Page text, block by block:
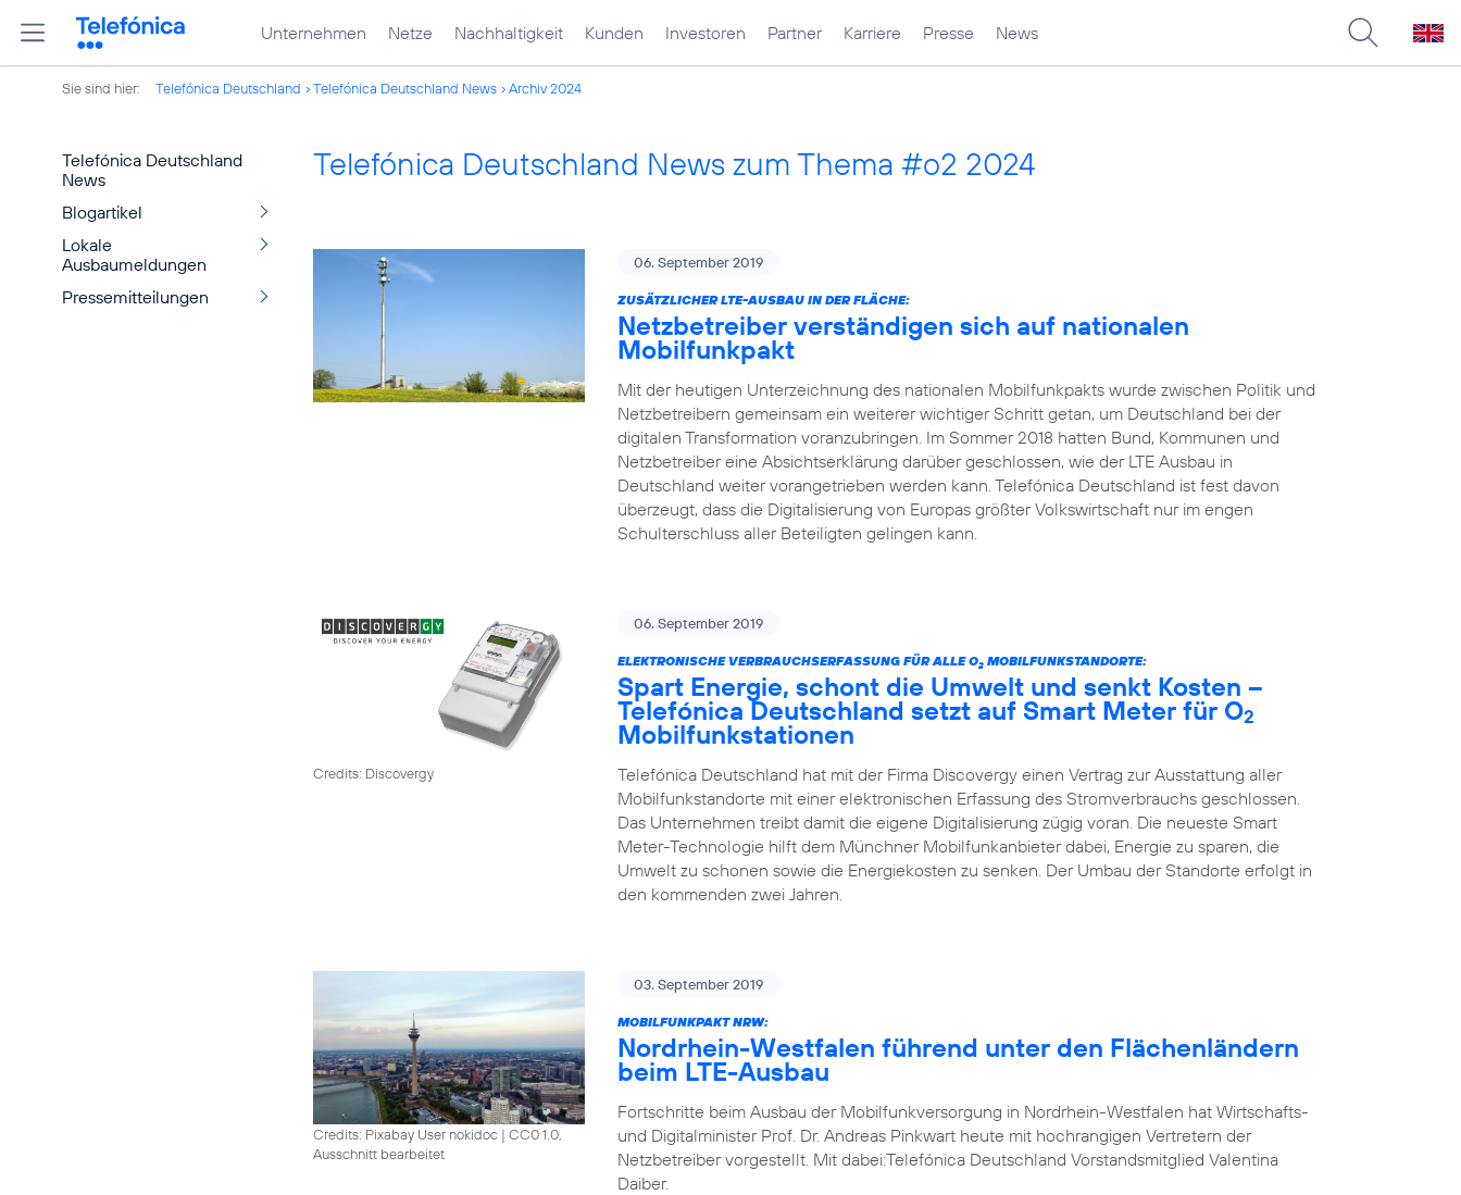
Unternehmen Netze Nachhaltigkeit Kunden Investoren Partner Karriere Presse News
Sie sind hier: Telefónica Deutschland Telefónica Deutschland News Archiv 2024
Telefónica Deutschland
News
Blogartikel
Lokale
Ausbaumeldungen
Pressemitteilungen
Telefónica Deutschland News zum Thema #o2 2024
06. September 2019
ZUSÄTZLICHER LTE-AUSBAU IN DER FLÄCHE:
Netzbetreiber verständigen sich auf nationalen
Mobilfunkpakt
Mit der heutigen Unterzeichnung des nationalen Mobilfunkpakts wurde zwischen Politik und
Netzbetreibern gemeinsam ein weiterer wichtiger Schritt getan, um Deutschland bei der
digitalen Transformation voranzubringen. Im Sommer 2018 hatten Bund, Kommunen und
Netzbetreiber eine Absichtserklärung darüber geschlossen, wie der LTE Ausbau in
Deutschland weiter vorangetrieben werden kann. Telefónica Deutschland ist fest davon
überzeugt, dass die Digitalisierung von Europas größter Volkswirtschaft nur im engen
Schulterschluss aller Beteiligten gelingen kann.
Credits: Discovergy
06. September 2019
ELEKTRONISCHE VERBRAUCHSERFASSUNG FÜR ALLE O2 MOBILFUNKSTANDORTE:
Spart Energie, schont die Umwelt und senkt Kosten –
Telefónica Deutschland setzt auf Smart Meter für O2
Mobilfunkstationen
Telefónica Deutschland hat mit der Firma Discovergy einen Vertrag zur Ausstattung aller
Mobilfunkstandorte mit einer elektronischen Erfassung des Stromverbrauchs geschlossen.
Das Unternehmen treibt damit die eigene Digitalisierung zügig voran. Die neueste Smart
Meter-Technologie hilft dem Münchner Mobilfunkanbieter dabei, Energie zu sparen, die
Umwelt zu schonen sowie die Energiekosten zu senken. Der Umbau der Standorte erfolgt in
den kommenden zwei Jahren.
Credits: Pixabay User nokidoc | CC0 1.0,
Ausschnitt bearbeitet
03. September 2019
MOBILFUNKPAKT NRW:
Nordrhein-Westfalen führend unter den Flächenländern
beim LTE-Ausbau
Fortschritte beim Ausbau der Mobilfunkversorgung in Nordrhein-Westfalen hat Wirtschafts-
und Digitalminister Prof. Dr. Andreas Pinkwart heute mit hochrangigen Vertretern der
Netzbetreiber vorgestellt. Mit dabei:Telefónica Deutschland Vorstandsmitglied Valentina
Daiber.